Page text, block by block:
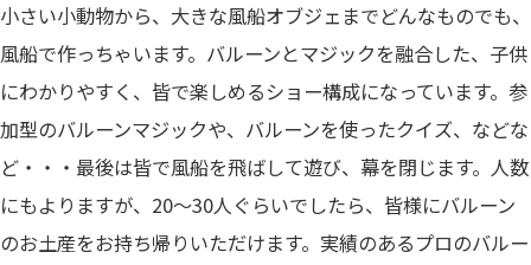
小さい小動物から、大きな風船オブジェまでどんなものでも、
風船で作っちゃいます。バルーンとマジックを融合した、子供
にわかりやすく、皆で楽しめるショー構成になっています。参
加型のバルーンマジックや、バルーンを使ったクイズ、などな
ど・・・最後は皆で風船を飛ばして遊び、幕を閉じます。人数
にもよりますが、20～30人ぐらいでしたら、皆様にバルーン
のお土産をお持ち帰りいただけます。 実績のあるプロのバルー